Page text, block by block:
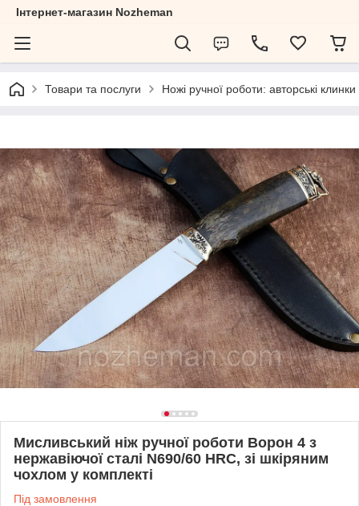
Інтернет-магазин Nozheman
Товари та послуги Ножі ручної роботи: авторські
Мисливський ніж ручної роботи Ворон 4 з
нержавіючої сталі N690/60 HRC, зі шкіряним
чохлом у комплекті
Під замовлення